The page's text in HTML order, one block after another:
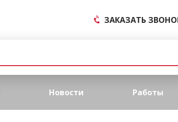
ЗАКАЗАТЬ
Новости Работы